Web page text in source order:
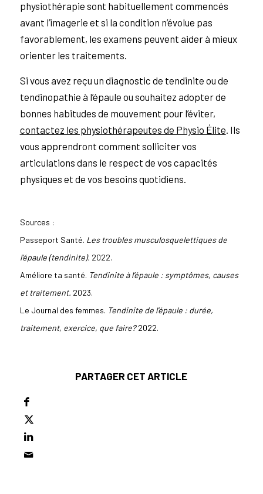
physiothérapie sont habituellement commencés
avant l’imagerie et si la condition n’évolue pas
favorablement, les examens peuvent aider à mieux
orienter les traitements.
Si vous avez reçu un diagnostic de tendinite ou de
tendinopathie à l’épaule ou souhaitez adopter de
bonnes habitudes de mouvement pour l’éviter,
contactez les physiothérapeutes de Physio Élite . Ils
vous apprendront comment solliciter vos
articulations dans le respect de vos capacités
physiques et de vos besoins quotidiens.
Sources :
Passeport Santé. Les troubles musculosquelettiques de
l’épaule (tendinite). 2022.
Améliore ta santé. Tendinite à l’épaule : symptômes, causes
et traitement. 2023.
Le Journal des femmes. Tendinite de l’épaule : durée,
traitement, exercice, que faire?2022.
PARTAGER CET ARTICLE